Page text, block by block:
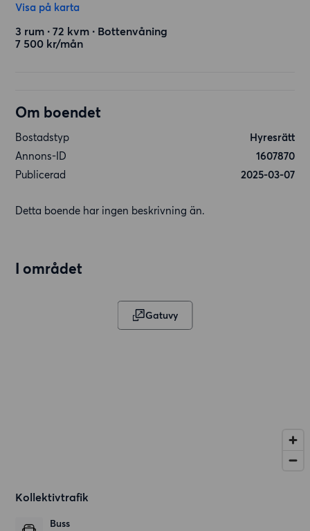
Visa på karta
3 rum ∙ 72 kvm ∙ Bottenvåning
7 500 kr/mån
Om boendet
Bostadstyp
Hyresrätt
Annons-ID
1607870
Publicerad
2025-03-07
Detta boende har ingen beskrivning än.
I området
Gatuvy
Kollektivtrafik
Buss